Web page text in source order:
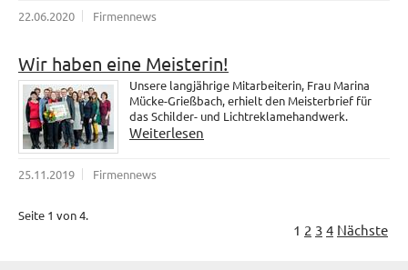
22.06.2020 Firmennews
Wir haben eine Meisterin!
Unsere langjährige Mitarbeiterin, Frau Marina
Mücke-Grießbach, erhielt den Meisterbrief für
das Schilder- und Lichtreklamehandwerk.
Weiterlesen
25.11.2019 Firmennews
Seite 1 von 4.
1 2 3 4 Nächste